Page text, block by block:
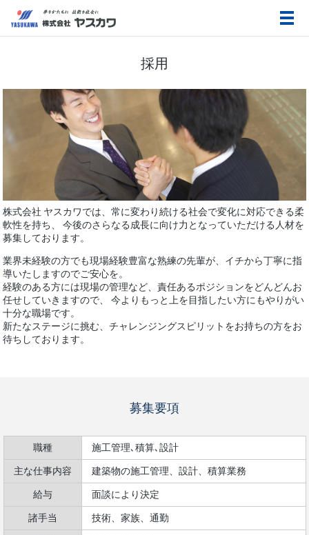
メ
採用
株式会社 ヤスカワでは、常に変わり続ける社会で変化に対応できる柔
軟性を持ち、
今後のさらなる成長に向け力となっていただける人材を
募集しております。
業界未経験の方でも現場経験豊富な熟練の先輩が、イチから丁寧に指
導いたしますのでご安心を。
経験のある方には現場の管理など、責任あるポジションをどんどんお
任せしていきますので、
今よりもっと上を目指したい方にもやりがい
十分な職場です。
新たなステージに挑む、チャレンジングスピリットをお持ちの方をお
待ちしております。
募集要項
職種 施工管理､積算､設計
主な仕事内容 建築物の施工管理、設計、積算業務
給与 面談により決定
諸手当 技術、家族、通勤